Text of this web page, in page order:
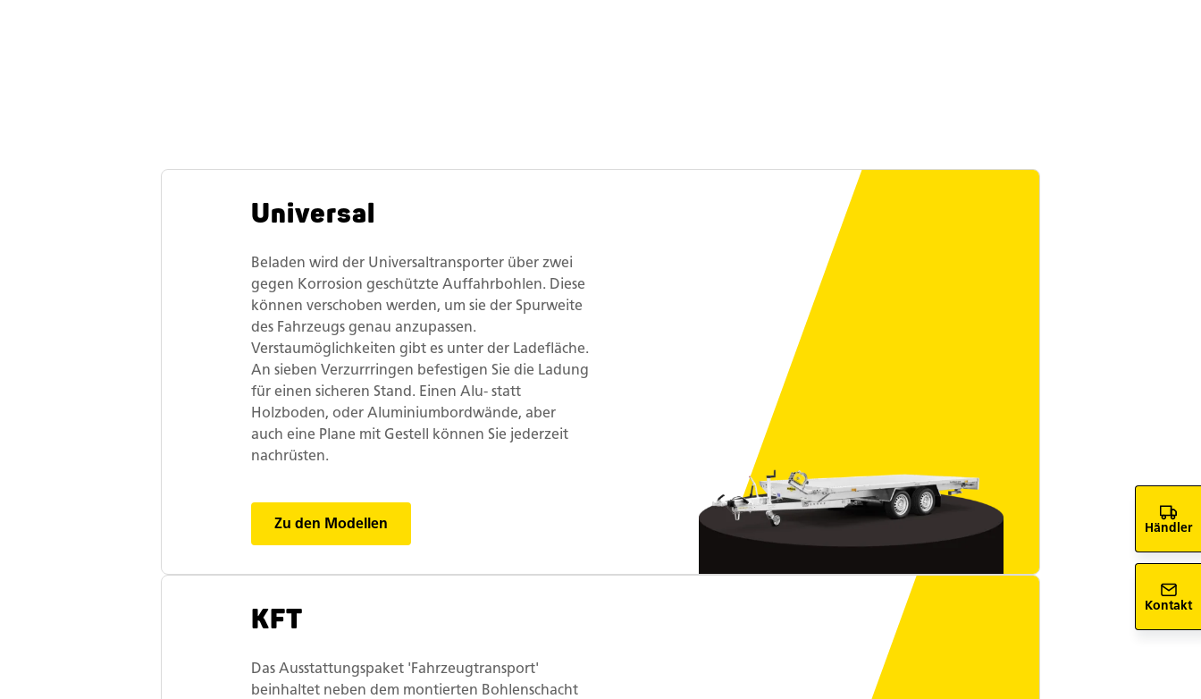
Universal
Beladen wird der Universaltransporter über zwei
gegen Korrosion geschützte Auffahrbohlen. Diese
können verschoben werden, um sie der Spurweite
des Fahrzeugs genau anzupassen.
Verstaumöglichkeiten gibt es unter der Ladefläche.
An sieben Verzurrringen befestigen Sie die Ladung
für einen sicheren Stand. Einen Alu- statt
Holzboden, oder Aluminiumbordwände, aber
auch eine Plane mit Gestell können Sie jederzeit
nachrüsten.
Zu den Modellen
KFT
Das Ausstattungspaket 'Fahrzeugtransport'
beinhaltet neben dem montierten Bohlenschacht
Händler
Kontakt